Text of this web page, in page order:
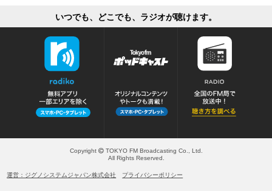
いつでも、どこでも、ラジオが聴けます。
Copyright
TOKYO FM Broadcasting Co., Ltd.
All Rights Reserved.
運営：ジグノシステムジャパン株式会社 プライバシーポリシー